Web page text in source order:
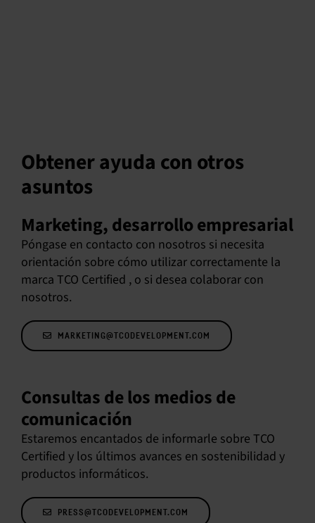
Obtener ayuda con otros
asuntos
Marketing, desarrollo empresarial
Póngase en contacto con nosotros si necesita
orientación sobre cómo utilizar correctamente la
marca TCO Certified , o si desea colaborar con
nosotros.
MARKETING@TCODEVELOPMENT.COM
Consultas de los medios de
comunicación
Estaremos encantados de informarle sobre TCO
Certified y los últimos avances en sostenibilidad y
productos informáticos.
PRESS@TCODEVELOPMENT.COM